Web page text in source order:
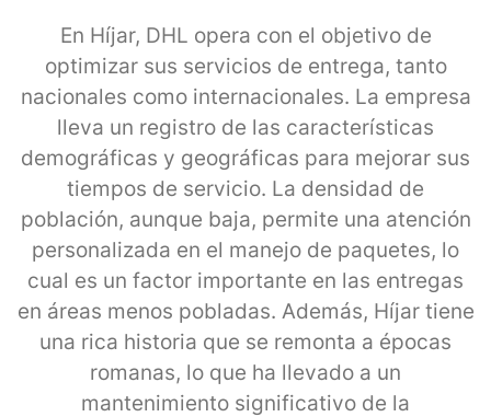
En Híjar, DHL opera con el objetivo de
optimizar sus servicios de entrega, tanto
nacionales como internacionales. La empresa
lleva un registro de las características
demográficas y geográficas para mejorar sus
tiempos de servicio. La densidad de
población, aunque baja, permite una atención
personalizada en el manejo de paquetes, lo
cual es un factor importante en las entregas
en áreas menos pobladas. Además, Híjar tiene
una rica historia que se remonta a épocas
romanas, lo que ha llevado a un
mantenimiento significativo de la